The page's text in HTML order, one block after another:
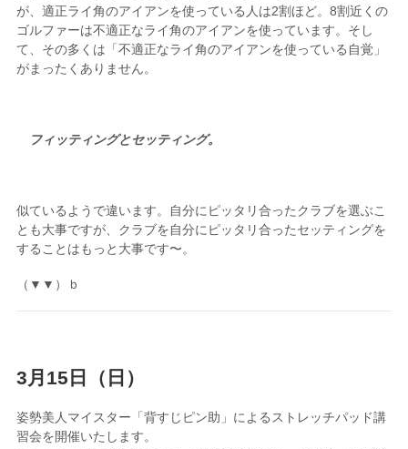
が、適正ライ角のアイアンを使っている人は2割ほど。8割近くの
ゴルファーは不適正なライ角のアイアンを使っています。そし
て、その多くは「不適正なライ角のアイアンを使っている自覚」
がまったくありません。
フィッティングとセッティング。
似ているようで違います。自分にピッタリ合ったクラブを選ぶこ
とも大事ですが、クラブを自分にピッタリ合ったセッティングを
することはもっと大事です〜。
（▼▼）ｂ
3月15日（日）
姿勢美人マイスター「背すじピン助」によるストレッチパッド講
習会を開催いたします。